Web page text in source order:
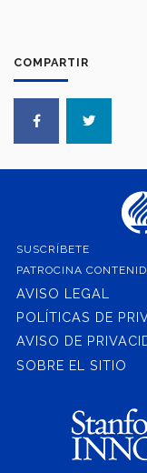
COMPARTIR
SUSCRÍBETE
PATROCINA
AVISO LEGAL
POLÍTICAS DE
AVISO DE
SOBRE EL SITIO